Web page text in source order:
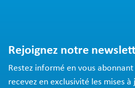
Rejoignez notre
Restez informé en vous
recevez en exclusivité les mises